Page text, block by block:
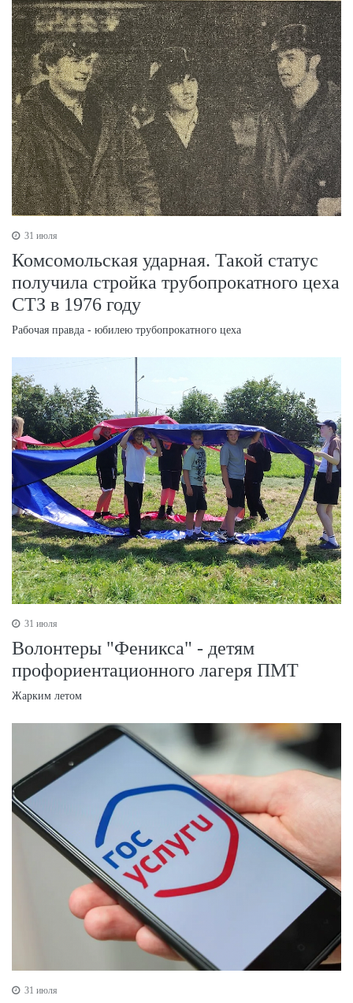
31 июля
Комсомольская ударная. Такой статус
получила стройка трубопрокатного цеха
СТЗ в 1976 году
Рабочая правда - юбилею трубопрокатного цеха
31 июля
Волонтеры "Феникса" - детям
профориентационного лагеря ПМТ
Жарким летом
31 июля